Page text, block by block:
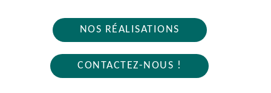
NOS RÉALISATIONS
CONTACTEZ-NOUS !